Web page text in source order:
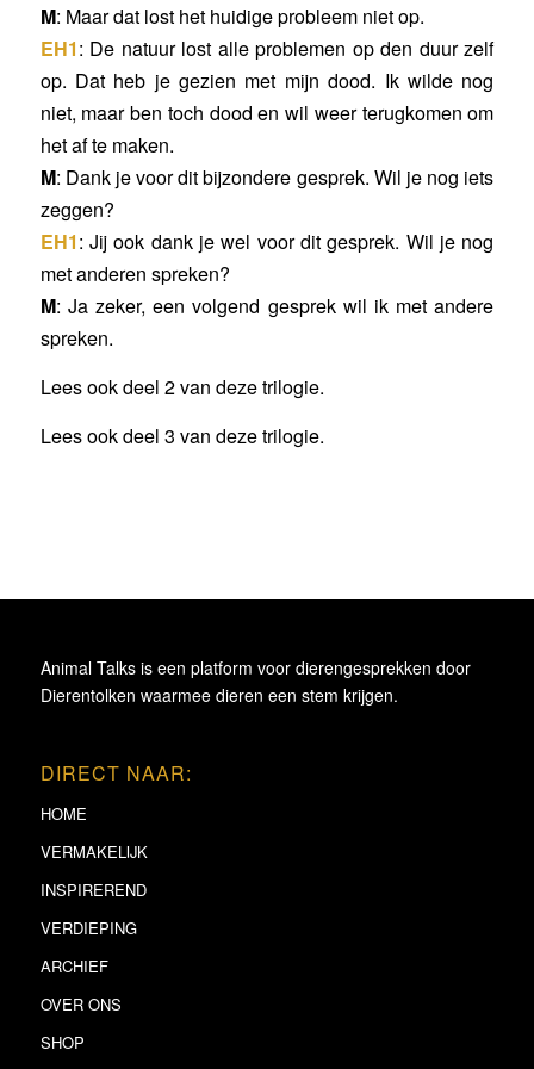
M: Maar dat lost het huidige probleem niet op.
EH1: De natuur lost alle problemen op den duur zelf
op. Dat heb je gezien met mijn dood. Ik wilde nog
niet, maar ben toch dood en wil weer terugkomen om
het af te maken.
M: Dank je voor dit bijzondere gesprek. Wil je nog iets
zeggen?
EH1: Jij ook dank je wel voor dit gesprek. Wil je nog
met anderen spreken?
M: Ja zeker, een volgend gesprek wil ik met andere
spreken.
Lees ook deel 2 van deze trilogie.
Lees ook deel 3 van deze trilogie.
Animal Talks is een platform voor dierengesprekken door
Dierentolken waarmee dieren een stem krijgen.
DIRECT NAAR:
HOME
VERMAKELIJK
INSPIREREND
VERDIEPING
ARCHIEF
OVER ONS
SHOP